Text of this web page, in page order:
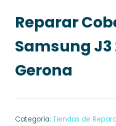
Reparar
Samsung J3
Gerona
Categoría: Tiendas de